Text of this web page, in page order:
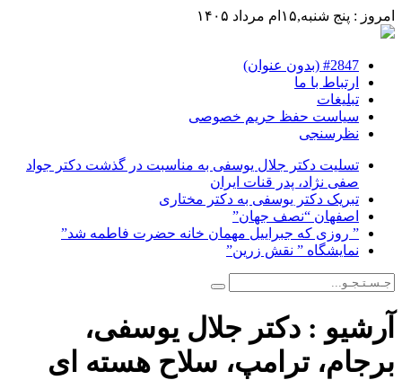
امروز : پنج شنبه,۱۵ام مرداد ۱۴۰۵
#2847 (بدون عنوان)
ارتباط با ما
تبلیغات
سیاست حفظ حریم خصوصی
نظرسنجی
تسلیت دکتر جلال یوسفی به مناسبت در گذشت دکتر جواد
صفی نژاد، پدر قنات ایران
تبریک دکتر یوسفی به دکتر مختاری
اصفهان “نصف جهان”
” روزی که جبراییل مهمان خانه حضرت فاطمه شد”
نمایشگاه ” نقش زرین”
آرشیو : دکتر جلال یوسفی،
برجام، ترامپ، سلاح هسته ای